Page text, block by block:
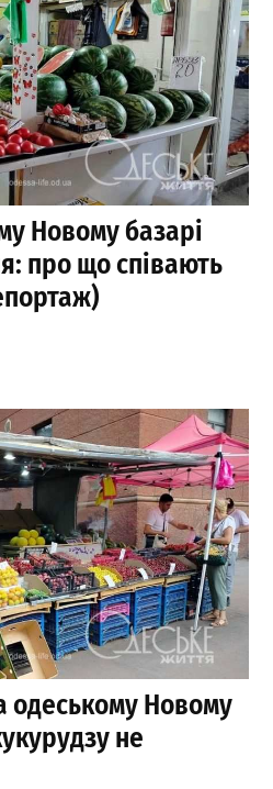
Новому базарі
про що співають
одеському Новому
не